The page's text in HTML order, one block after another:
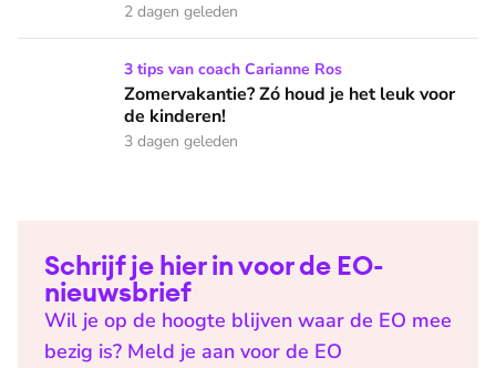
2 dagen geleden
Zomervakantie? Zó houd je het leuk voor de kinderen!
3 tips van coach Carianne Ros
Zomervakantie? Zó houd je het leuk voor
de kinderen!
3 dagen geleden
Schrijf je hier in voor de EO-
nieuwsbrief
Wil je op de hoogte blijven waar de EO mee
bezig is? Meld je aan voor de EO